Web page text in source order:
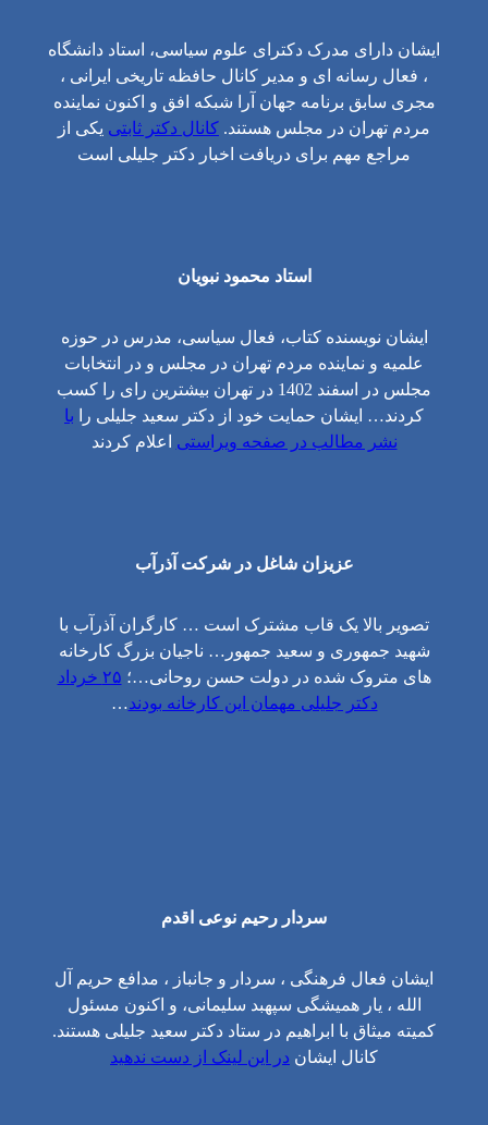
ایشان دارای مدرک دکترای علوم سیاسی، استاد دانشگاه
، فعال رسانه ای و مدیر کانال حافظه تاریخی ایرانی ،
مجری سابق برنامه جهان آرا شبکه افق و اکنون نماینده
مردم تهران در مجلس هستند. کانال دکتر ثابتی یکی از
مراجع مهم برای دریافت اخبار دکتر جلیلی است
استاد محمود نبویان
ایشان نویسنده کتاب، فعال سیاسی، مدرس در حوزه
علمیه و نماینده مردم تهران در مجلس و در انتخابات
مجلس در اسفند 1402 در تهران بیشترین رای را کسب
کردند… ایشان حمایت خود از دکتر سعید جلیلی را با
نشر مطالب در صفحه ویراستی اعلام کردند
عزیزان شاغل در شرکت آذرآب
تصویر بالا یک قاب مشترک است … کارگران آذرآب با
شهید جمهوری و سعید جمهور… ناجیان بزرگ کارخانه
های متروک شده در دولت حسن روحانی…؛
۲۵ خرداد
دکتر جلیلی مهمان این کارخانه بودند…
سردار رحیم نوعی اقدم
ایشان فعال فرهنگی ، سردار و جانباز ، مدافع حریم آل
الله ، یار همیشگی سپهبد سلیمانی، و اکنون مسئول
کمیته میثاق با ابراهیم در ستاد دکتر سعید جلیلی هستند.
کانال ایشان در این لینک از دست ندهید